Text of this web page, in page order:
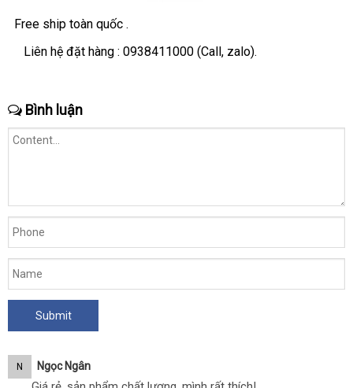
Free ship toàn quốc .
Liên hệ đặt hàng : 0938411000 (Call đã
, zalo).
Bình luận
N Ngọc Ngân